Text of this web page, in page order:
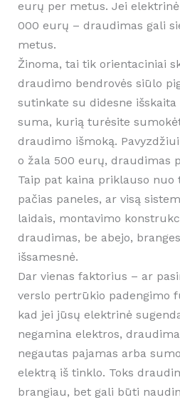
eurų per metus. Jei
000 eurų – draudimas gali
metus.
Žinoma, tai tik orientaciniai
draudimo bendrovės siūlo
sutinkate su didesne
suma, kurią turėsite
draudimo išmoką.
o žala 500 eurų, draudimas
Taip pat kaina priklauso
pačias paneles, ar visą
laidais, montavimo
draudimas, be abejo,
išsamesnė.
Dar vienas faktorius – ar
verslo pertrūkio padengimo
kad jei jūsų elektrinė
negamina elektros,
negautas pajamas arba
elektrą iš tinklo. Toks
brangiau, bet gali būti